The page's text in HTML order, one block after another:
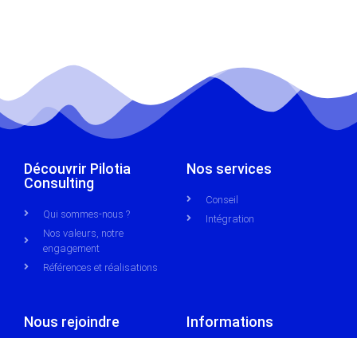
Découvrir Pilotia
Consulting
Qui sommes-nous ?
Nos valeurs, notre
engagement
Références et réalisations
Nos services
Conseil
Intégration
Nous rejoindre Informations